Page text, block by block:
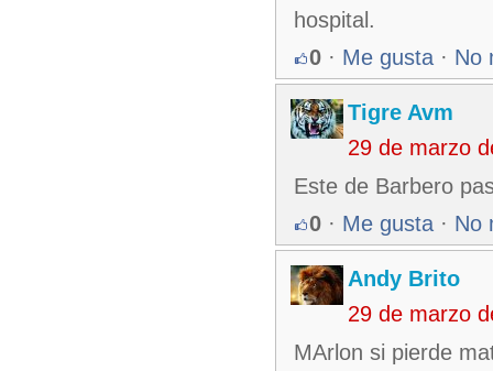
hospital.
0 · Me gusta · No
Tigre Avm
29 de marzo
Este de Barbero
0 · Me gusta · No
Andy Brito
29 de marzo
MArlon si pierde